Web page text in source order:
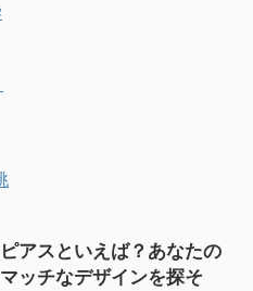
アスといえば？あなたの
ッチなデザインを探そ